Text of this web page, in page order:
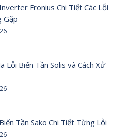
Fronius Chi Tiết Các Lỗi
Gặp
Lỗi Biến Tần Solis và Cách Xử
Tần Sako Chi Tiết Từng Lỗi